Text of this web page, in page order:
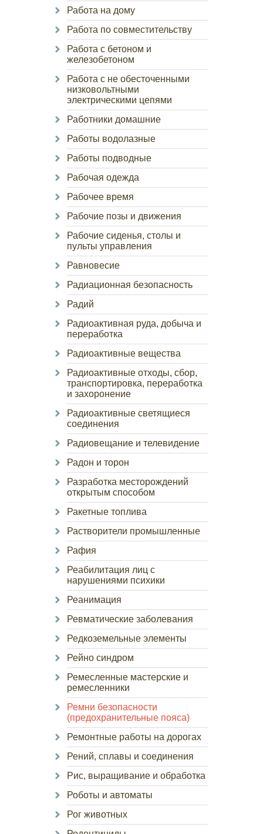
Работа на дому
Работа по совместительству
Работа с бетоном и
железобетоном
Работа с не обесточенными
низковольтными
электрическими цепями
Работники домашние
Работы водолазные
Работы подводные
Рабочая одежда
Рабочее время
Рабочие позы и движения
Рабочие сиденья, столы и
пульты управления
Равновесие
Радиационная безопасность
Радий
Радиоактивная руда, добыча и
переработка
Радиоактивные вещества
Радиоактивные отходы, сбор,
транспортировка, переработка
и захоронение
Радиоактивные светящиеся
соединения
Радиовещание и телевидение
Радон и торон
Разработка месторождений
открытым способом
Ракетные топлива
Растворители промышленные
Рафия
Реабилитация лиц с
нарушениями психики
Реанимация
Ревматические заболевания
Редкоземельные элементы
Рейно синдром
Ремесленные мастерские и
ремесленники
Ремни безопасности
(предохранительные пояса)
Ремонтные работы на дорогах
Рений, сплавы и соединения
Рис, выращивание и обработка
Роботы и автоматы
Рог животных